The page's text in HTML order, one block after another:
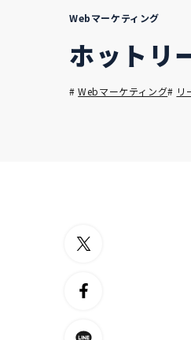
Webマーケティング
ホットリ
#Webマーケティング# リ